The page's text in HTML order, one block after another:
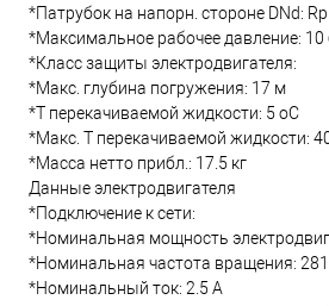
*Патрубок на напорн. стороне DNd:
*Максимальное рабочее давление: 10
*Класс защиты электродвигателя:
*Макс. глубина погружения: 17 м
*Т перекачиваемой жидкости: 5 oC
*Макс. T перекачиваемой жидкости:
*Масса нетто прибл.: 17.5 кг
Данные электродвигателя
*Подключение к сети:
*Номинальная мощность
*Номинальная частота вращения:
*Номинальный ток: 2.5 А